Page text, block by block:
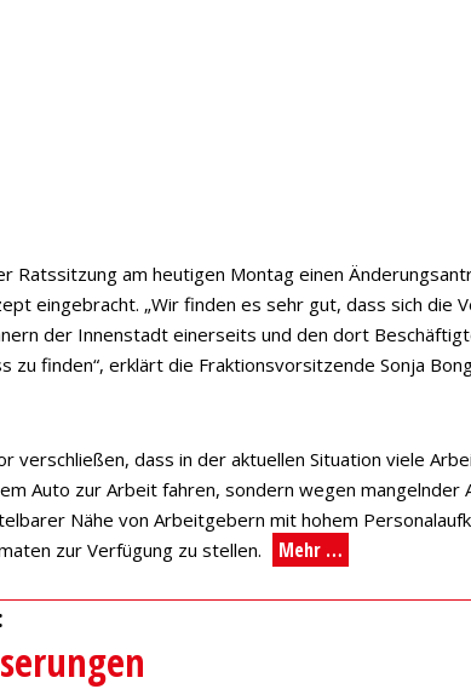
Ratssitzung am heutigen Montag einen
eingebracht. „Wir finden es sehr gut, dass sich die
der Innenstadt einerseits und den dort
zu finden“, erklärt die Fraktionsvorsitzende Sonja
verschließen, dass in der aktuellen Situation viele
Auto zur Arbeit fahren, sondern wegen mangelnder
Nähe von Arbeitgebern mit hohem
zur Verfügung zu stellen.
Mehr …